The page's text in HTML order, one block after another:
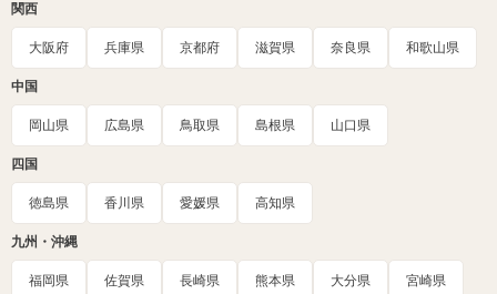
関西
大阪府 兵庫県 京都府 滋賀県 奈良県 和歌山県
中国
岡山県 広島県 鳥取県 島根県 山口県
四国
徳島県 香川県 愛媛県 高知県
九州・沖縄
福岡県 佐賀県 長崎県 熊本県 大分県 宮崎県